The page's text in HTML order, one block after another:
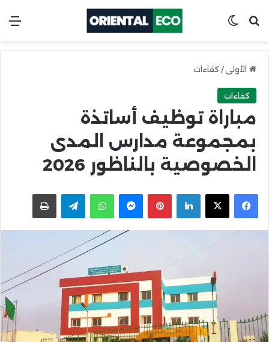
ابحث عنSwitch skin
الأولى / كفاءات
كفاءات
مباراة توظيف أساتذة
بمجموعة مدارس المدى
الخصوصية بالناظور 2026
Facebook
X
LinkedIn
Pinterest
Messenger
WhatsApp
Telegramاطبعها